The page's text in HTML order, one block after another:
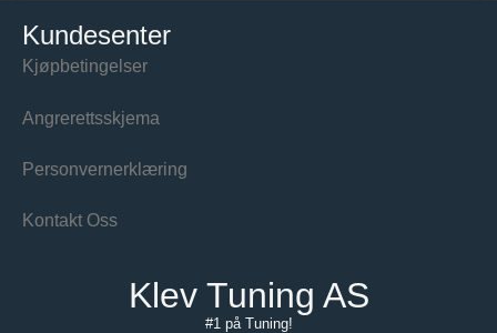
Kundesenter
Kjøpbetingelser
Angrerettsskjema
Personvernerklæring
Kontakt Oss
Klev Tuning AS
#1 på Tuning!